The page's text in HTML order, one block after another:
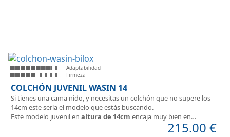
Adaptabilidad
Firmeza
COLCHÓN JUVENIL WASIN 14
Si tienes una cama nido, y necesitas un colchón que no supere los
14cm este sería el modelo que estás buscando.
Este modelo juvenil en altura de 14cm encaja muy bien en
215.00 €